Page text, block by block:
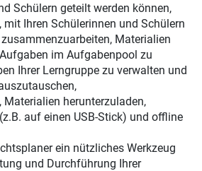
Schülern geteilt werden können,
Ihren Schülerinnen und Schülern
Materialien
im Aufgabenpool zu
Ihrer Lerngruppe zu verwalten und
herunterzuladen,
auf einen USB-Stick) und offline
ein nützliches Werkzeug
und Durchführung Ihrer